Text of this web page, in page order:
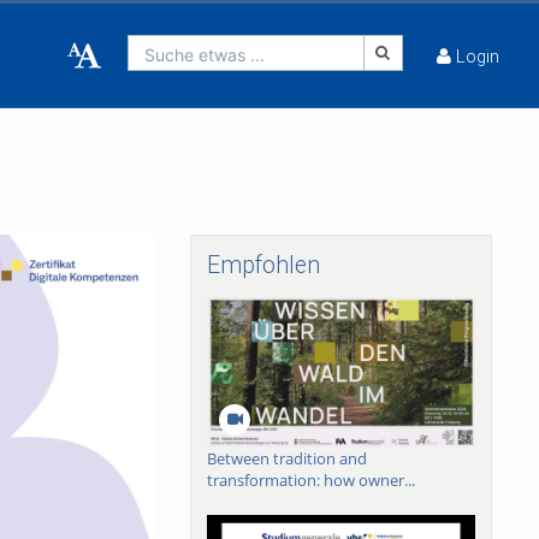
Suche etwas ... Login
Empfohlen
Between tradition and
transformation: how owner...